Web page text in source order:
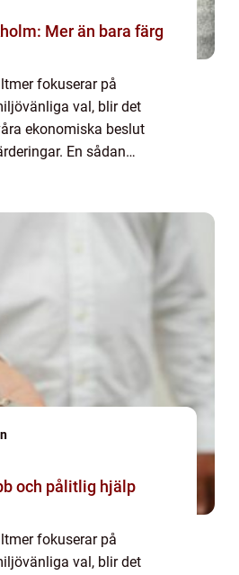
Mer än bara färg
fokuserar på
val, blir det
ekonomiska beslut
En sådan
och pålitlig hjälp
fokuserar på
val, blir det